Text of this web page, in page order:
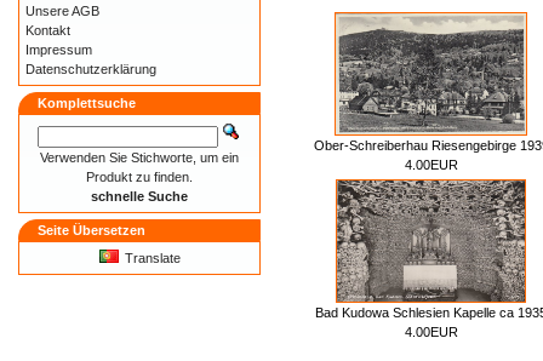
Ober-Schreiberhau Riesengebirge
4.00EUR
Bad Kudowa Schlesien Kapelle ca
4.00EUR
Unsere AGB
Kontakt
Impressum
Datenschutzerklärung
Komplettsuche
Verwenden Sie Stichworte, um ein
Produkt zu finden.
schnelle Suche
Seite Übersetzen
Translate